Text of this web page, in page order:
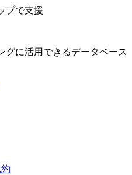
プで支援
グに活用できるデータベース